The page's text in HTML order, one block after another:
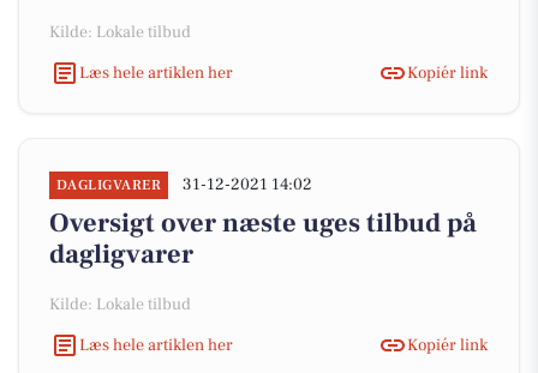
Kilde: Lokale tilbud
Læs hele artiklen her
Kopiér link
DAGLIGVARER 31-12-2021 14:02
Oversigt over næste uges tilbud på
dagligvarer
Kilde: Lokale tilbud
Læs hele artiklen her
Kopiér link